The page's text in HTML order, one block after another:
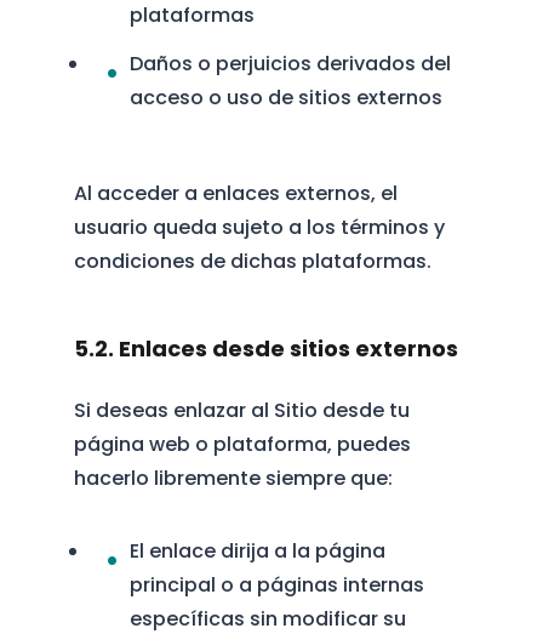
plataformas
Daños o perjuicios derivados del
acceso o uso de sitios externos
Al acceder a enlaces externos, el
usuario queda sujeto a los términos y
condiciones de dichas plataformas.
5.2. Enlaces desde sitios externos
Si deseas enlazar al Sitio desde tu
página web o plataforma, puedes
hacerlo libremente siempre que:
El enlace dirija a la página
principal o a páginas internas
específicas sin modificar su